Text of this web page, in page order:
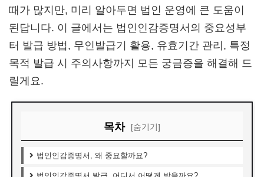
때가 많지만, 미리 알아두면 법인 운영에 큰 도움이
된답니다. 이 글에서는 법인인감증명서의 중요성부
터 발급 방법, 무인발급기 활용, 유효기간 관리, 특정
목적 발급 시 주의사항까지 모든 궁금증을 해결해 드
릴게요.
목차 [숨기기]
법인인감증명서, 왜 중요할까요?